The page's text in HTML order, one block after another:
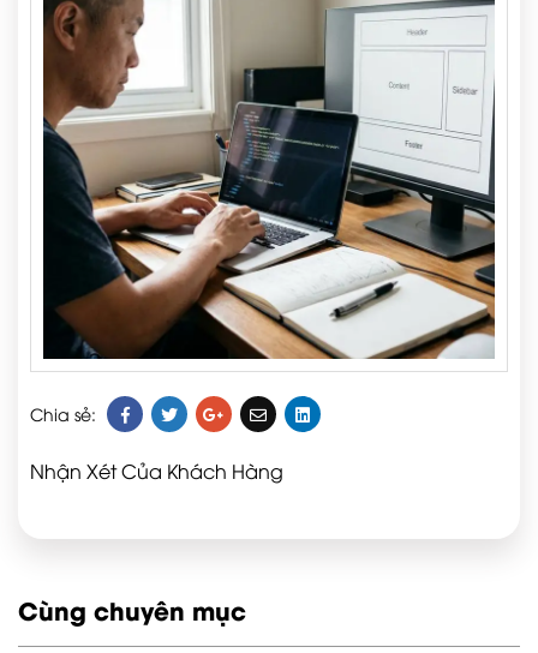
Chia sẻ:
Nhận Xét Của Khách Hàng
Cùng chuyên mục